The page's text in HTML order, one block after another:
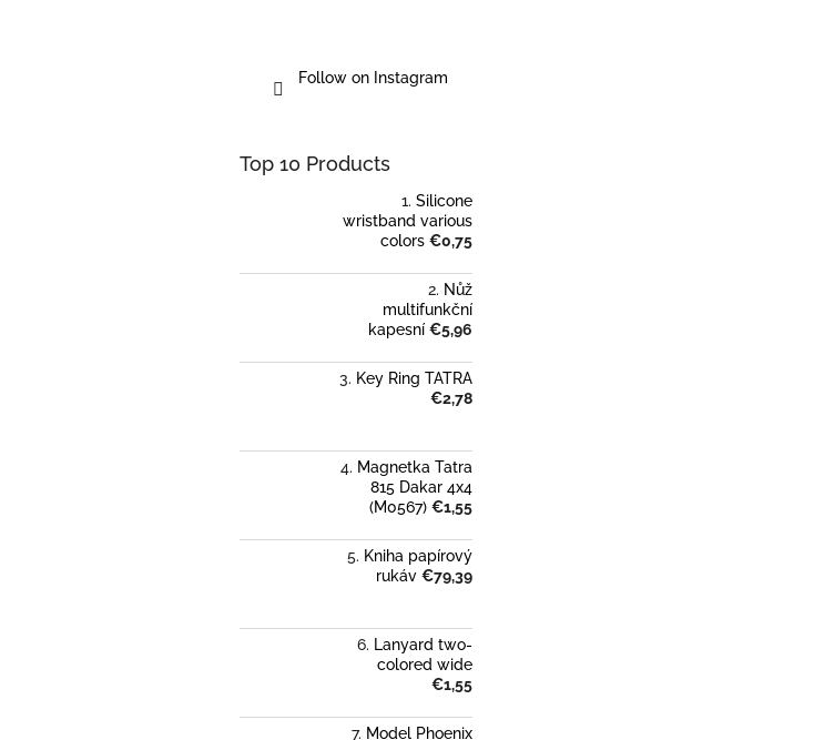
Follow on Instagram
Top 10 Products
Silicone
wristband various
colors €0,75
Nůž
multifunkční
kapesní €5,96
Key Ring TATRA
€2,78
Magnetka Tatra
815 Dakar 4x4
(M0567) €1,55
Kniha papírový
rukáv €79,39
Lanyard two-
colored wide
€1,55
Model Phoenix